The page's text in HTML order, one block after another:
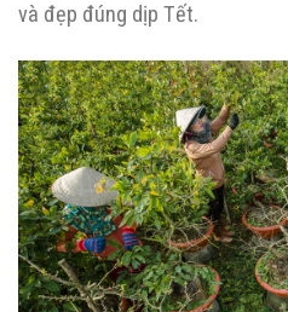
và đẹp đúng dịp Tết.